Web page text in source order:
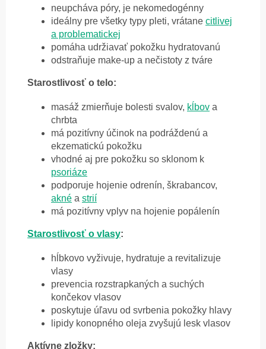
neupcháva póry, je nekomedogénny
ideálny pre všetky typy pleti, vrátane citlivej
a problematickej
pomáha udržiavať pokožku hydratovanú
odstraňuje make-up a nečistoty z tváre
Starostlivosť o telo:
masáž zmierňuje bolesti svalov, kĺbov a
chrbta
má pozitívny účinok na podráždenú a
ekzematickú pokožku
vhodné aj pre pokožku so sklonom k
psoriáze
podporuje hojenie odrenín, škrabancov,
akné a strií
má pozitívny vplyv na hojenie popálenín
Starostlivosť o vlasy:
hĺbkovo vyživuje, hydratuje a revitalizuje
vlasy
prevencia rozstrapkaných a suchých
končekov vlasov
poskytuje úľavu od svrbenia pokožky hlavy
lipidy konopného oleja zvyšujú lesk vlasov
Aktívne zložky: